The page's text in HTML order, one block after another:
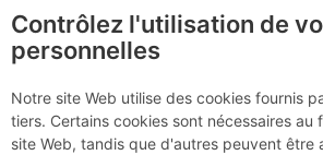
Cap Canaille -
2 Vauriens 3
Contrôlez l'utilisation de
personnelles
Notre site Web utilise des cookies fournis
tiers. Certains cookies sont nécessaires au
site Web, tandis que d'autres peuvent être